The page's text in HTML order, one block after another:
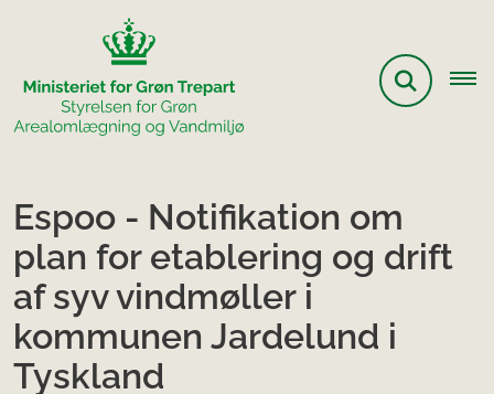
Espoo - Notifikation om
plan for etablering og drift
af syv vindmøller i
kommunen Jardelund i
Tyskland